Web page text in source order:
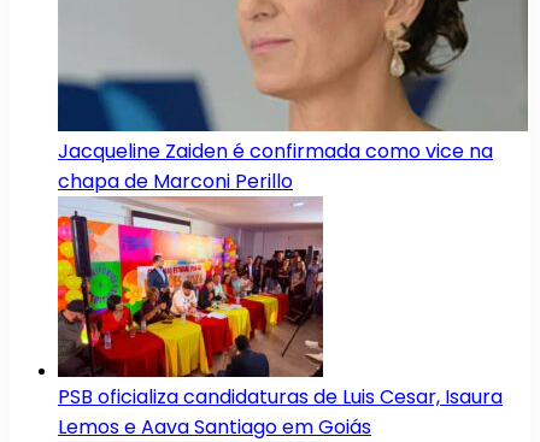
Jacqueline Zaiden é confirmada como vice na
chapa de Marconi Perillo
PSB oficializa candidaturas de Luis Cesar, Isaura
Lemos e Aava Santiago em Goiás